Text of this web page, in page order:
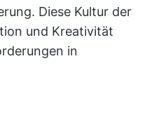
Diese Kultur der
und Kreativität
in